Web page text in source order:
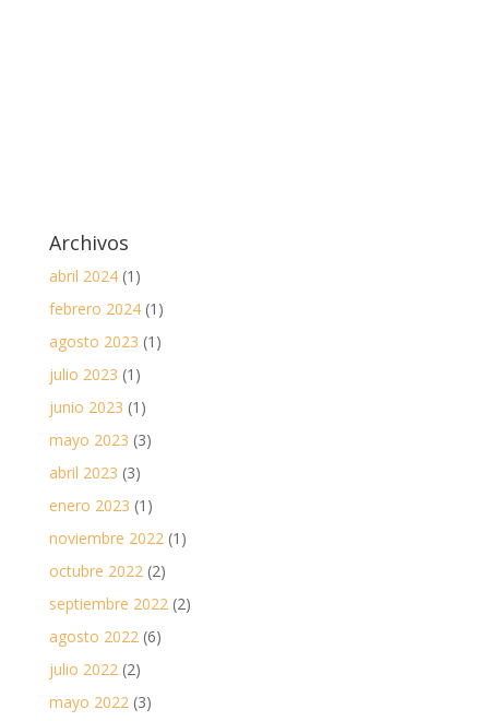
Archivos
abril 2024(1)
febrero 2024(1)
agosto 2023 (1)
julio 2023 (1)
junio 2023 (1)
mayo 2023 (3)
abril 2023 (3)
enero 2023 (1)
noviembre 2022(1)
octubre 2022(2)
septiembre 2022(2)
agosto 2022(6)
julio 2022(2)
mayo 2022(3)